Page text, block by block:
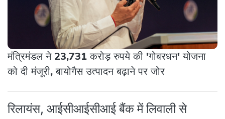
मंत्रिमंडल ने 23,731 करोड़ रुपये की 'गोबरधन' योजना
को दी मंजूरी, बायोगैस उत्पादन बढ़ाने पर जोर
रिलायंस, आईसीआईसीआई बैंक में लिवाली से